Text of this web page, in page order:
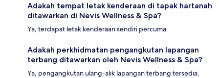
Adakah tempat letak kenderaan di tapak hartanah
ditawarkan di Nevis Wellness & Spa?
Ya, terdapat letak kenderaan sendiri percuma.
Adakah perkhidmatan pengangkutan lapangan
terbang ditawarkan oleh Nevis Wellness & Spa?
Ya, pengangkutan ulang-alik lapangan terbang tersedia.